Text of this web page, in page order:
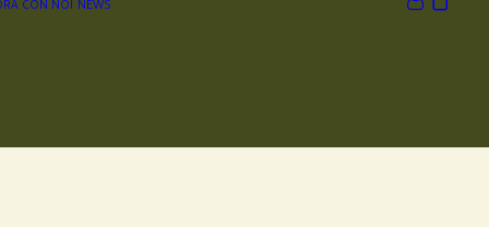
CON NOI NEWS